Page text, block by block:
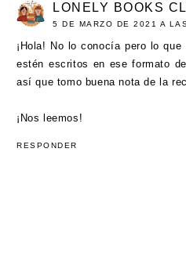
LONELY BOOKS
5 DE MARZO DE 2021 A
¡Hola! No lo conocía pero lo
estén escritos en ese formato
así que tomo buena nota de la
¡Nos leemos!
RESPONDER